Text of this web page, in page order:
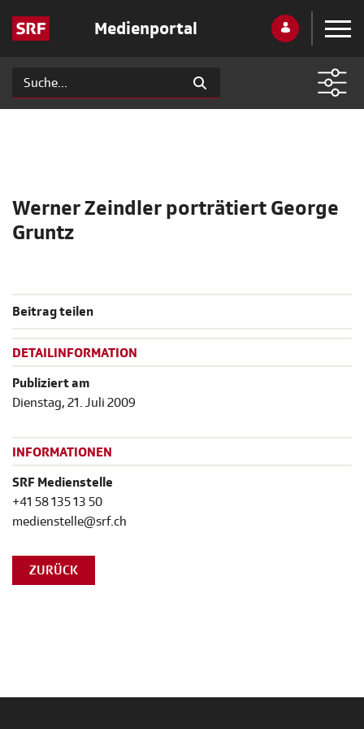
Medienportal
Werner Zeindler porträtiert George
Gruntz
Beitrag teilen
DETAILINFORMATION
Publiziert am
Dienstag, 21. Juli 2009
INFORMATIONEN
SRF Medienstelle
+41 58 135 13 50
medienstelle@srf.ch
ZURÜCK